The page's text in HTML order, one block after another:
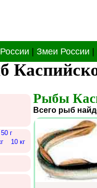
Змеи России
50 г
10 кг
Рыбы
Всего рыб